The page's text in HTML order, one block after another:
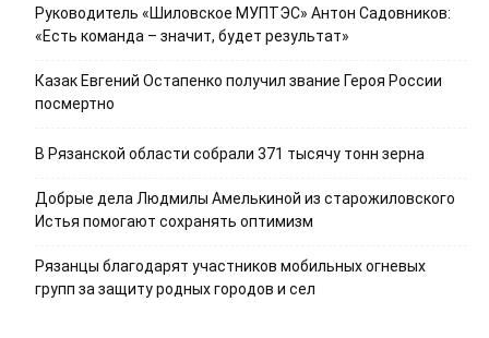
Руководитель «Шиловское МУПТЭС» Антон Садовников:
«Есть команда – значит, будет результат»
Казак Евгений Остапенко получил звание Героя России
посмертно
В Рязанской области собрали 371 тысячу тонн зерна
Добрые дела Людмилы Амелькиной из старожиловского
Истья помогают сохранять оптимизм
Рязанцы благодарят участников мобильных огневых
групп за защиту родных городов и сел